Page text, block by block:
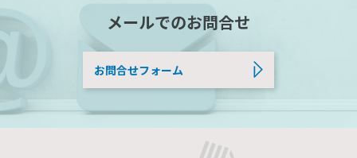
メールでのお問合せ
お問合せフォーム